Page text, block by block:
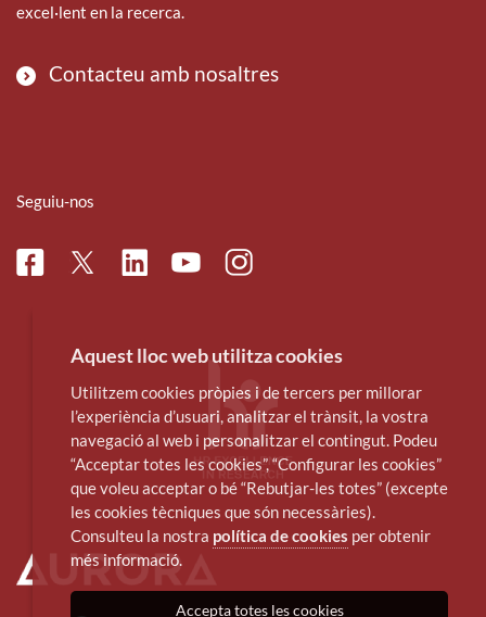
excel·lent en la recerca.
Contacteu amb nosaltres
Seguiu-nos
FacebookTwitterLinkedinYoutubeInstagram
Aquest lloc web utilitza cookies
Utilitzem cookies pròpies i de tercers per millorar
l’experiència d’usuari, analitzar el trànsit, la vostra
navegació al web i personalitzar el contingut. Podeu
“Acceptar totes les cookies”, “Configurar les cookies”
que voleu acceptar o bé “Rebutjar-les totes” (excepte
les cookies tècniques que són necessàries).
Consulteu la nostra política de cookies per obtenir
més informació.
Accepta totes les cookies